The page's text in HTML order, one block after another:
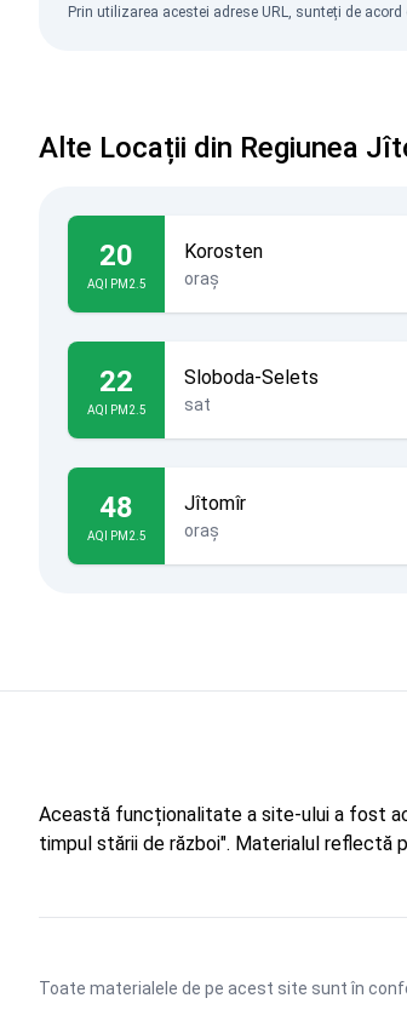
Prin utilizarea acestei adrese URL, sunteți de acord
Alte Locații din Regiunea
20
AQI PM2.5
Korosten
oraș
22
AQI PM2.5
Sloboda-Selets
sat
48
AQI PM2.5
Jîtomîr
oraș
Această funcționalitate a site-ului a fost
timpul stării de război". Materialul reflectă
Toate materialele de pe acest site sunt în